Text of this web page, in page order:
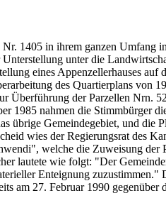
1405 in ihrem ganzen Umfang
unter die
eines Appenzellerhauses
des Quartierplans von
Überführung der Parzellen Nrn.
1985 nahmen die Stimmbürger
übrige Gemeindegebiet, und die
wies der Regierungsrat des
welche die Zuweisung
lautete wie folgt: "Der
Enteignung zuzustimmen."
am 27. Februar 1990